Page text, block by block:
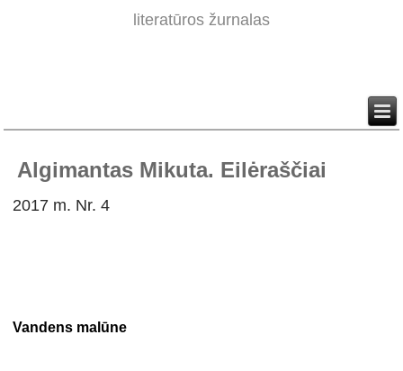
literatūros žurnalas
Algimantas Mikuta. Eilėraščiai
2017 m. Nr. 4
Vandens malūne